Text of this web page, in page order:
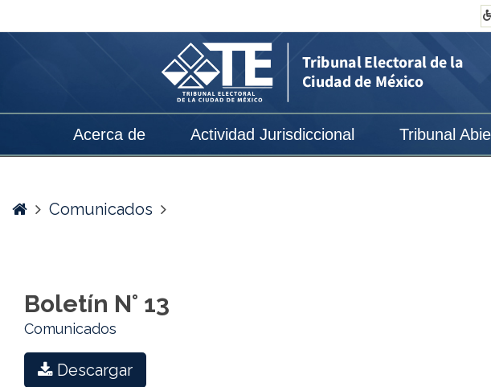
Electoral
Acerca de Actividad Jurisdiccional Tribunal
HomeComunicados
Boletín N° 13
Comunicados
Descargar